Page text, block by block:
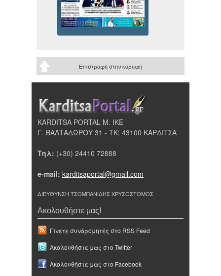
Επιστροφή στην κορυφή
KARDITSA PORTAL Μ. ΙΚΕ
Γ. ΒΑΛΤΑΔΩΡΟΥ 31 - ΤΚ: 43100 ΚΑΡΔΙΤΣΑ
Τηλ: (+30) 24410 72888
e-mail: karditsaportal@gmail.com
ΔΙΕΥΘΥΝΣΗ ΤΣΟΜΠΑΝΙΔΗΣ ΧΡΥΣΟΣΤΟΜΟΣ
Ακολουθήστε μας!
Γίνετε συνδρομητές στο RSS Feed
Ακολουθήστε μας στο Twitter
Ακολουθήστε μας στο Facebook